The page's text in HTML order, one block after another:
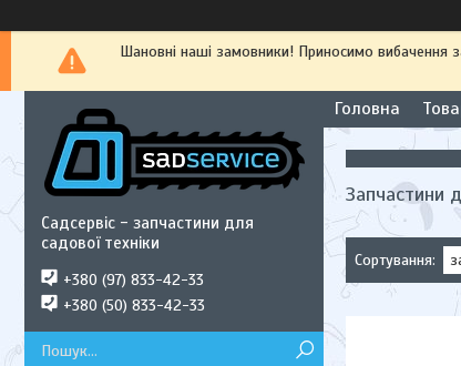
Шановні наші замовники! Приносимо
Головна
Запчастини
Садсервіс - запчастини для
садової техніки
+380 (97) 833-42-33
+380 (50) 833-42-33